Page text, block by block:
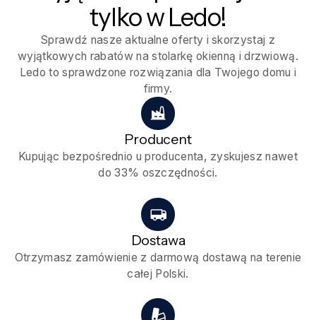
tylko w Ledo!
Sprawdź nasze aktualne oferty i skorzystaj z
wyjątkowych rabatów na stolarkę okienną i drzwiową.
Ledo to sprawdzone rozwiązania dla Twojego domu i
firmy.
Producent
Kupując bezpośrednio u producenta, zyskujesz nawet
do 33% oszczędności.
Dostawa
Otrzymasz zamówienie z darmową dostawą na terenie
całej Polski.